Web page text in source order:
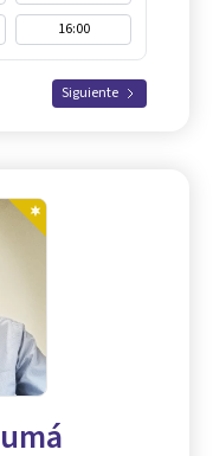
16:00
Siguiente